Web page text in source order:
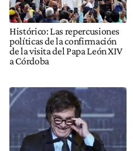
Histórico: Las repercusiones
políticas de la confirmación
de la visita del Papa León XIV
a Córdoba